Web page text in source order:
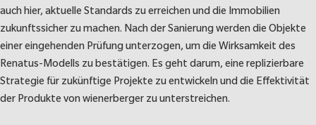
auch hier, aktuelle Standards zu erreichen und die Immobilien
zukunftssicher zu machen. Nach der Sanierung werden die Objekte
einer eingehenden Prüfung unterzogen, um die Wirksamkeit des
Renatus-Modells zu bestätigen. Es geht darum, eine replizierbare
Strategie für zukünftige Projekte zu entwickeln und die Effektivität
der Produkte von wienerberger zu unterstreichen.